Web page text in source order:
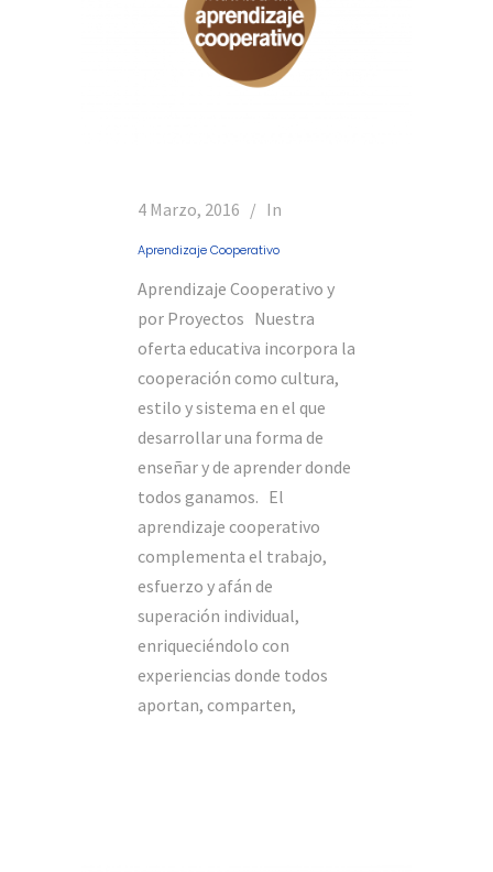
4 Marzo, 2016 In
Aprendizaje Cooperativo
Aprendizaje Cooperativo y
por Proyectos Nuestra
oferta educativa incorpora la
cooperación como cultura,
estilo y sistema en el que
desarrollar una forma de
enseñar y de aprender donde
todos ganamos. El
aprendizaje cooperativo
complementa el trabajo,
esfuerzo y afán de
superación individual,
enriqueciéndolo con
experiencias donde todos
aportan, comparten,